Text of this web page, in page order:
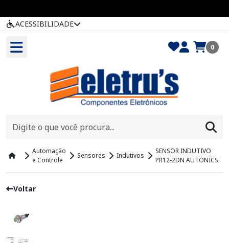
ACESSIBILIDADE
0
Automação
e Controle
Sensores Indutivos
SENSOR INDUTIVO
PR12-2DN AUTONICS
Voltar